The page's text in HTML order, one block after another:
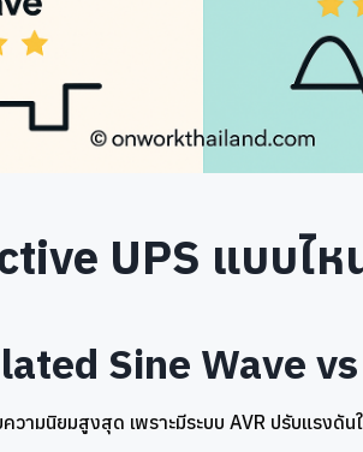
UPS แบบไ
Sine Wave
ามนิยมสูงสุด เพราะมีระบบ AVR ปรับแรงดั